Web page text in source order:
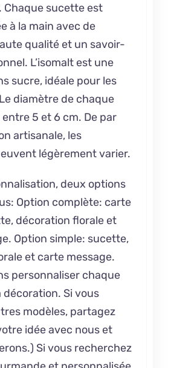
Chaque sucette est
à la main avec de
qualité et un savoir-
L’isomalt est une
sucre, idéale pour les
diamètre de chaque
5 et 6 cm. De par
artisanale, les
légèrement varier.
deux options
Option complète: carte
décoration florale et
Option simple: sucette,
et carte message.
personnaliser chaque
décoration. Si vous
modèles, partagez
idée avec nous et
Si vous recherchez